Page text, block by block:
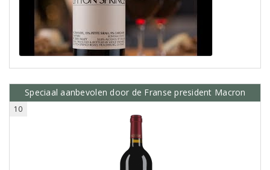
Speciaal aanbevolen door de Franse president Macron
10